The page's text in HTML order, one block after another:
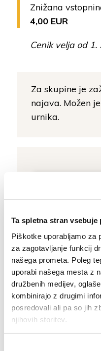
Ta spletna stran vsebuje
Piškotke uporabljamo za
za zagotavljanje funkcij
našega prometa. Poleg
uporabi našega mesta z
družbenih medijev,
kombinirajo z drugimi
posredovali ali pa so jih
njihovih storitev.
Znižana
4,00 EUR
Cenik velja od 1.
Za skupine je
najava. Možen
urnika.
Kontakt
+386